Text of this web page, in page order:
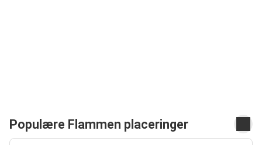
Populære Flammen placeringer